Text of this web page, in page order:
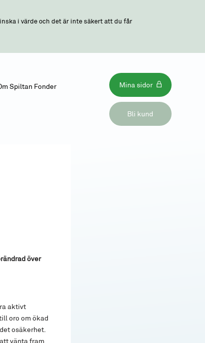
i värde och det är inte säkert att du får
Bli kund
Mina sidor
Spiltan Fonder
över
aktivt
oro om ökad
osäkerhet.
vänta fram